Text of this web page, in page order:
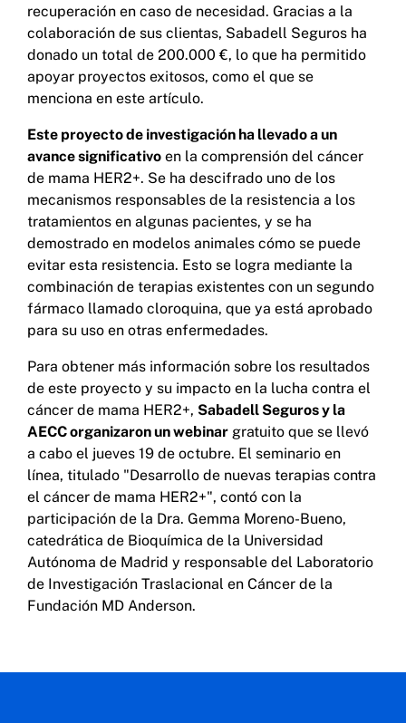
recuperación en caso de necesidad. Gracias a la
colaboración de sus clientas, Sabadell Seguros ha
donado un total de 200.000 €, lo que ha permitido
apoyar proyectos exitosos, como el que se
menciona en este artículo.
Este proyecto de investigación ha llevado a un
avance significativo en la comprensión del cáncer
de mama HER2+. Se ha descifrado uno de los
mecanismos responsables de la resistencia a los
tratamientos en algunas pacientes, y se ha
demostrado en modelos animales cómo se puede
evitar esta resistencia. Esto se logra mediante la
combinación de terapias existentes con un segundo
fármaco llamado cloroquina, que ya está aprobado
para su uso en otras enfermedades.
Para obtener más información sobre los resultados
de este proyecto y su impacto en la lucha contra el
cáncer de mama HER2+, Sabadell Seguros y la
AECC organizaron un webinar gratuito que se llevó
a cabo el jueves 19 de octubre. El seminario en
línea, titulado "Desarrollo de nuevas terapias contra
el cáncer de mama HER2+", contó con la
participación de la Dra. Gemma Moreno-Bueno,
catedrática de Bioquímica de la Universidad
Autónoma de Madrid y responsable del Laboratorio
de Investigación Traslacional en Cáncer de la
Fundación MD Anderson.